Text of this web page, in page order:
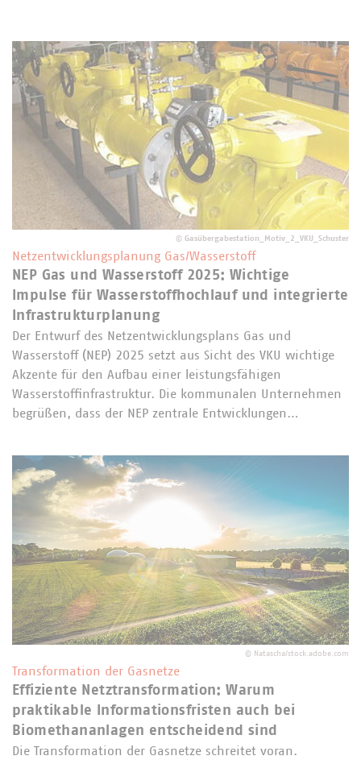
© Gasübergabestation_Motiv_2_VKU_Schuster
Netzentwicklungsplanung Gas/Wasserstoff
NEP Gas und Wasserstoff 2025: Wichtige
Impulse für Wasserstoffhochlauf und integrierte
Infrastrukturplanung
Der Entwurf des Netzentwicklungsplans Gas und
Wasserstoff (NEP) 2025 setzt aus Sicht des VKU wichtige
Akzente für den Aufbau einer leistungsfähigen
Wasserstoffinfrastruktur. Die kommunalen Unternehmen
begrüßen, dass der NEP zentrale Entwicklungen…
© Natascha/stock.adobe.com
Transformation der Gasnetze
Effiziente Netztransformation: Warum
praktikable Informationsfristen auch bei
Biomethananlagen entscheidend sind
Die Transformation der Gasnetze schreitet voran.